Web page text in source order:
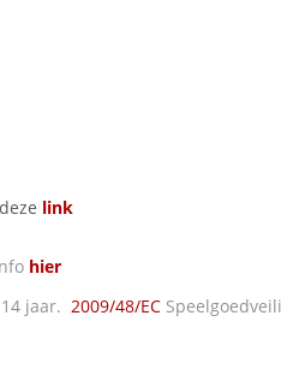
link
hier
jaar. 2009/48/EC